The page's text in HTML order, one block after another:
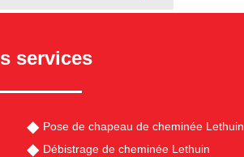
services
Pose de chapeau de cheminée Lethuin
Débistrage de cheminée Lethuin